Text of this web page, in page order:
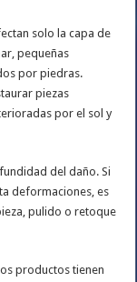
solo la capa de
pequeñas
por piedras.
piezas
por el sol y
del daño. Si
deformaciones, es
pulido o retoque
productos tienen